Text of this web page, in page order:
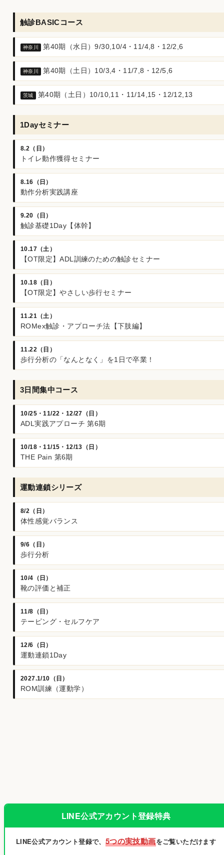
触診BASICコース
神奈川 第40期（水日）9/30,10/4・11/4,8・12/2,6
神奈川 第40期（土日）10/3,4・11/7,8・12/5,6
茨城 第40期（土日）10/10,11・11/14,15・12/12,13
1Dayセミナー
8.2（日）
トイレ動作獲得セミナー
8.16（日）
動作分析実践講座
9.20（日）
触診基礎1Day【体幹】
10.17（土）
【OT限定】ADL訓練のための触診セミナー
10.18（日）
【OT限定】やさしい歩行セミナー
11.21（土）
ROMex触診・アプローチ法【下肢編】
11.22（日）
歩行分析の「なんとなく」を1日で卒業！
3日間集中コース
10/25・11/22・12/27（日）
ADL実践アプローチ 第6期
10/18・11/15・12/13（日）
THE Pain 第6期
運動連鎖シリーズ
8/2（日）
体性感覚バランス
9/6（日）
歩行分析
10/4（日）
靴の評価と補正
11/8（日）
テーピング・セルフケア
12/6（日）
運動連鎖1Day
2027.1/10（日）
ROM訓練（運動学）
LINE公式アカウント登録特典
LINE公式アカウント登録で、 5つの実技動画をご覧いただけます